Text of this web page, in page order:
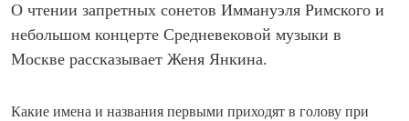
О чтении запретных сонетов Иммануэля Римского и
небольшом концерте Средневековой музыки в
Москве рассказывает Женя Янкина.
Какие имена и названия первыми приходят в голову при